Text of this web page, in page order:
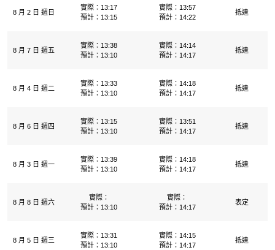
8 月 2 日 週日
實際：13:17
預計：13:15
實際：13:57
預計：14:22
抵達
8 月 7 日 週五
實際：13:38
預計：13:10
實際：14:14
預計：14:17
抵達
8 月 4 日 週二
實際：13:33
預計：13:10
實際：14:18
預計：14:17
抵達
8 月 6 日 週四
實際：13:15
預計：13:10
實際：13:51
預計：14:17
抵達
8 月 3 日 週一
實際：13:39
預計：13:10
實際：14:18
預計：14:17
抵達
8 月 8 日 週六
實際：
預計：13:10
實際：
預計：14:17
表定
8 月 5 日 週三
實際：13:31
預計：13:10
實際：14:15
預計：14:17
抵達